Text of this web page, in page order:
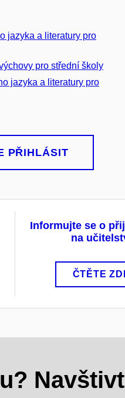
jazyka a literatury pro
pro střední školy
jazyka a literatury pro
PŘIHLÁSIT
Informujte se o
na
ČTĚTE